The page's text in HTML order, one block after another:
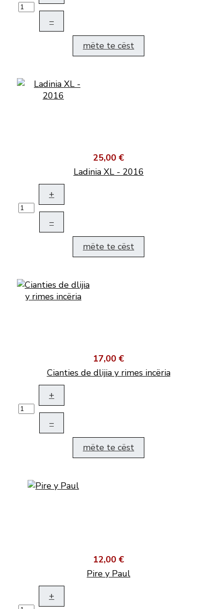
–
mëte te cëst
25,00 €
Ladinia XL - 2016
+
–
mëte te cëst
17,00 €
Cianties de dlijia y rimes incëria
+
–
mëte te cëst
12,00 €
Pire y Paul
+